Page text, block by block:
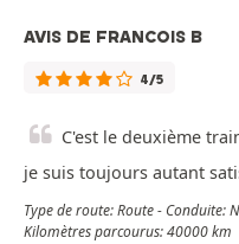
AVIS DE FRANCOIS B
4/5
C'est le deuxième
je suis toujours autant
Type de route: Route - Conduite:
Kilomètres parcourus: 40000 km